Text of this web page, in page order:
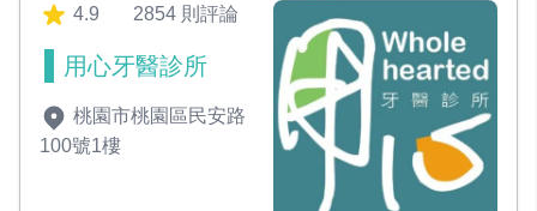
4.9 2854 則評論
用心牙醫診所
桃園市桃園區民安路
100號1樓